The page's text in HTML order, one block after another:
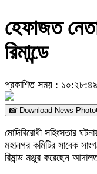
হেফাজত
রিমান্ডে
প্রকাশিত সময় :
📸 Download News
মোদিবিরোধী সহিংসতার
মহানগর কমিটির সাবেক
রিমান্ড মঞ্জুর করেছেন